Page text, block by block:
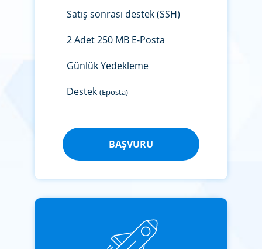
Satış sonrası destek (SSH)
2 Adet 250 MB E-Posta
Günlük Yedekleme
Destek (Eposta)
BAŞVURU